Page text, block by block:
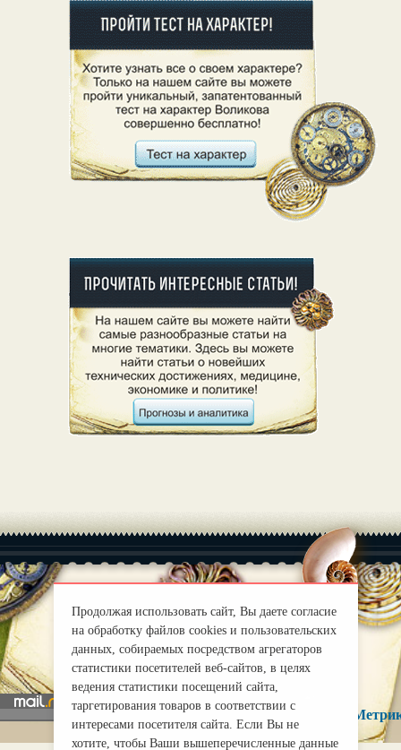
О нас |
Правила
mirprognoz@mail.ru
Продолжая использовать сайт, Вы даете согласие
на обработку файлов cookies и пользовательских
данных, собираемых посредством агрегаторов
статистики посетителей веб-сайтов, в целях
ведения статистики посещений сайта,
таргетирования товаров в соответствии с
интересами посетителя сайта. Если Вы не
хотите, чтобы Ваши вышеперечисленные данные